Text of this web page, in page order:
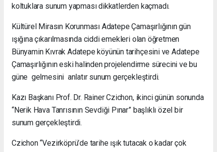
koltuklara sunum yapması dikkatlerden kaçmadı.
Kültürel Mirasın Korunması Adatepe Çamaşırlığının gün
ışığına çıkarılmasında ciddi emekleri olan öğretmen
Bünyamin Kıvrak Adatepe köyünün tarihçesini ve Adatepe
Çamaşırlığının eski halinden projelendirme sürecini ve bu
güne gelmesini anlatır sunum gerçekleştirdi.
Kazı Başkanı Prof. Dr. Rainer Czichon, ikinci günün sonunda
“Nerik Hava Tanrısının Sevdiği Pınar” başlıklı özel bir
sunum gerçekleştirdi.
Czichon “Vezirköprü’de tarihe ışık tutacak o kadar çok